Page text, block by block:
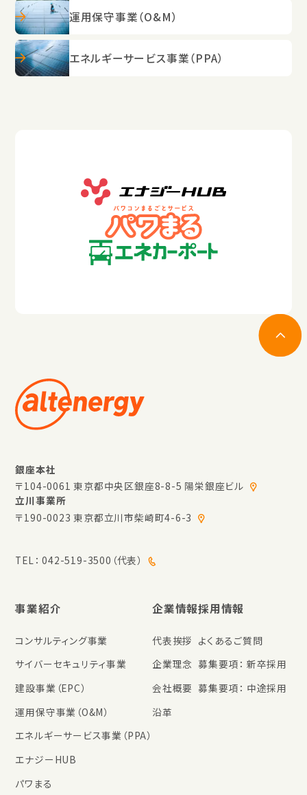
運用保守事業（O&M）
エネルギーサービス事業（PPA）
銀座本社
〒104-0061 東京都中央区銀座8-8-5 陽栄銀座ビル
立川事業所
〒190-0023 東京都立川市柴崎町4-6-3
TEL：042-519-3500（代表）
事業紹介
コンサルティング事業
サイバーセキュリティ事業
建設事業（EPC）
運用保守事業（O&M）
エネルギーサービス事業（PPA）
エナジーHUB
パワまる
企業情報
代表挨拶
企業理念
会社概要
沿革
採用情報
よくあるご質問
募集要項： 新卒採用
募集要項： 中途採用